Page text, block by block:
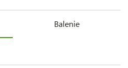
Balenie